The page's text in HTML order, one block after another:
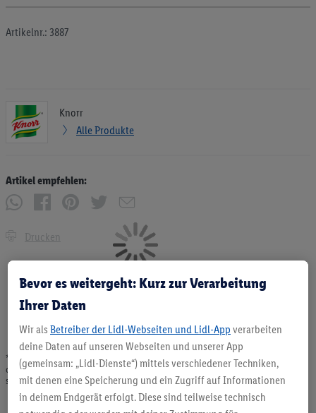
Artikelnr.: 3887
Knorr
Alle Produkte
Artikel empfehlen:
Drucken
* Angebote solange Vorrat. Abgabe nur in haushaltsüblichen Mengen. Verkauf
ohne Dekoration. Die hier beworbenen Produkte, vor allem NonFood-Produkte,
sind nicht alle dauerhaft im Sortiment. Abbildungen ähnlich.
Bevor es weitergeht: Kurz zur Verarbeitung
Ihrer Daten
Wir als Betreiber der Lidl-Webseiten und Lidl-App verarbeiten
deine Daten auf unseren Webseiten und unserer App
(gemeinsam: „Lidl-Dienste“) mittels verschiedener Techniken,
mit denen eine Speicherung und ein Zugriff auf Informationen
in deinem Endgerät erfolgt. Diese sind teilweise technisch